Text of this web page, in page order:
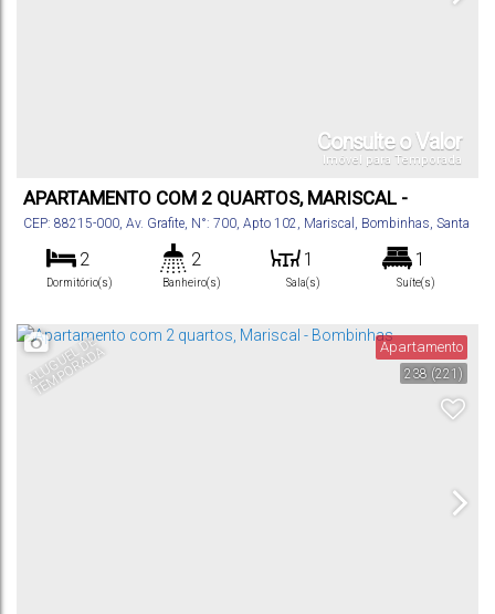
Consulte o Valor
Imóvel para Temporada
APARTAMENTO COM 2 QUARTOS, MARISCAL -
BOMBINHAS
CEP: 88215-000, Av. Grafite, N°: 700, Apto 102, Mariscal , Bombinhas, Santa
2
Dormitório(s)
2
Banheiro(s)
1
Sala(s)
1
Suíte(s)
Total: Vaga(s)
A
L
U
G
U
E
L
D
E
T
E
M
P
O
R
A
D
A 238 (221)
Apartamento